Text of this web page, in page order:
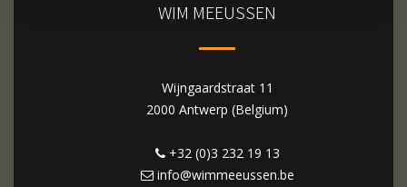
WIM MEEUSSEN
Wijngaardstraat 11
2000 Antwerp (Belgium)
+32 (0)3 232 19 13
info@wimmeeussen.be